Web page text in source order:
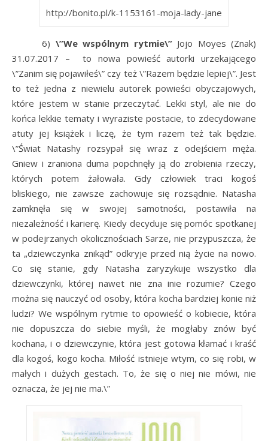
http://bonito.pl/k-1153161-moja-lady-jane
6) \”We wspólnym rytmie\” Jojo Moyes (Znak)
31.07.2017 – to nowa powieść autorki urzekającego
\”Zanim się pojawiłeś\” czy też \”Razem będzie lepiej\”. Jest
to też jedna z niewielu autorek powieści obyczajowych,
które jestem w stanie przeczytać. Lekki styl, ale nie do
końca lekkie tematy i wyraziste postacie, to zdecydowane
atuty jej książek i liczę, że tym razem też tak będzie.
\”Świat Natashy rozsypał się wraz z odejściem męża.
Gniew i zraniona duma popchnęły ją do zrobienia rzeczy,
których potem żałowała. Gdy człowiek traci kogoś
bliskiego, nie zawsze zachowuje się rozsądnie. Natasha
zamknęła się w swojej samotności, postawiła na
niezależność i karierę. Kiedy decyduje się pomóc spotkanej
w podejrzanych okolicznościach Sarze, nie przypuszcza, że
ta „dziewczynka znikąd” odkryje przed nią życie na nowo.
Co się stanie, gdy Natasha zaryzykuje wszystko dla
dziewczynki, której nawet nie zna inie rozumie? Czego
można się nauczyć od osoby, która kocha bardziej konie niż
ludzi? We wspólnym rytmie to opowieść o kobiecie, która
nie dopuszcza do siebie myśli, że mogłaby znów być
kochana, i o dziewczynie, która jest gotowa kłamać i kraść
dla kogoś, kogo kocha. Miłość istnieje wtym, co się robi, w
małych i dużych gestach. To, że się o niej nie mówi, nie
oznacza, że jej nie ma.\”